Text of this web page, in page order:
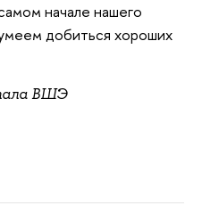
начале нашего
добиться хороших
ВШЭ